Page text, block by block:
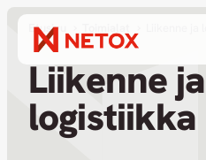
Etusivu
Liikenne ja
logistiikka